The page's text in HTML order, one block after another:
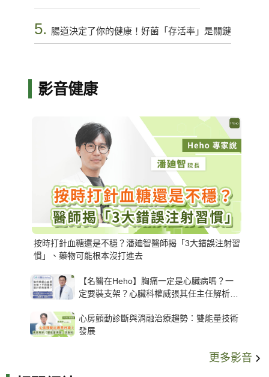
5. 腸道決定了你的健康！好菌「存活率」是關鍵
影音健康
按時打針血糖還是不穩？潘廸智醫師揭「3大錯誤注射習
慣」、藥物可能根本沒打進去
【名醫在Heho】胸痛一定是心臟病嗎？一
定要裝支架？心臟科權威張其任主任解析支
心房顫動診斷與消融治療趨勢：雙能量技術
發展
更多影音